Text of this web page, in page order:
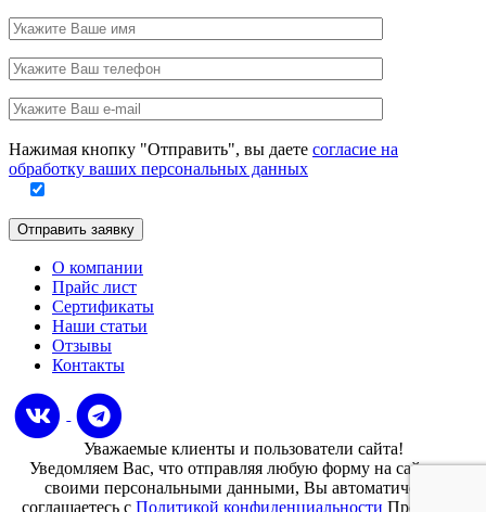
Ваше
имя
Ваш
телефон
Ваш
e-
mail
это
поле
Нажимая кнопку "Отправить", вы даете согласие на
обработку ваших персональных данных
Отправить заявку
О компании
Прайс лист
Сертификаты
Наши статьи
Отзывы
Контакты
Уважаемые клиенты и пользователи сайта!
Уведомляем Вас, что отправляя любую форму на сайте со
своими персональными данными, Вы автоматически
соглашаетесь с Политикой конфиденциальности Проектно-